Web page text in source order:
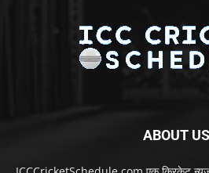
ABOUT US